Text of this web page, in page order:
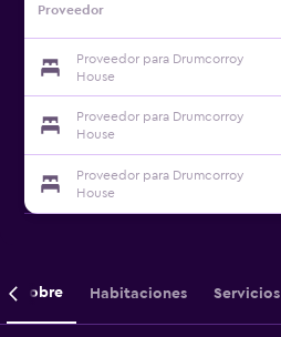
Proveedor
Proveedor para Drumcorroy
House
Proveedor para Drumcorroy
House
Proveedor para Drumcorroy
House
Sobre Habitaciones Servicios